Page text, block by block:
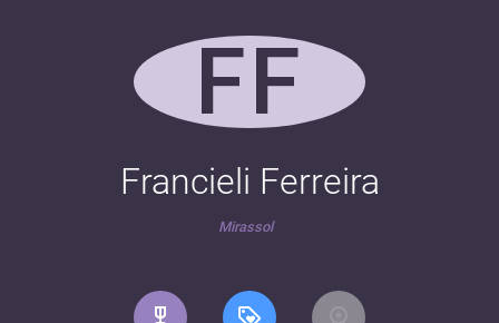
FF
Francieli Ferreira
Mirassol